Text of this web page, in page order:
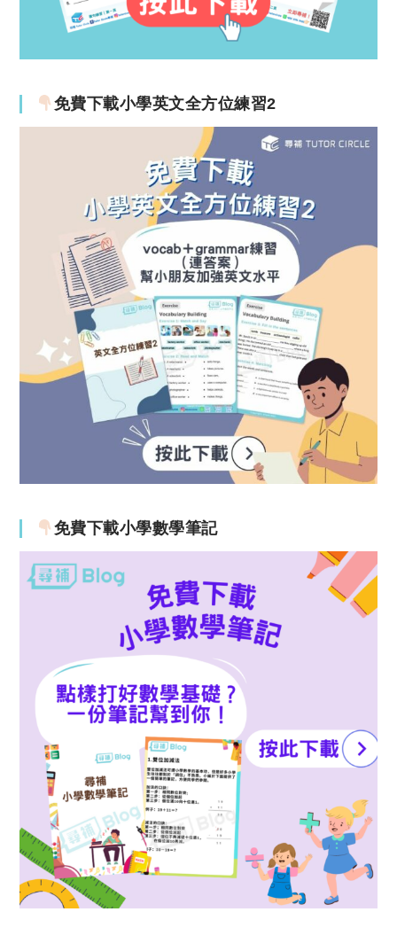
免費下載小學英文全方位練習2
免費下載小學數學筆記